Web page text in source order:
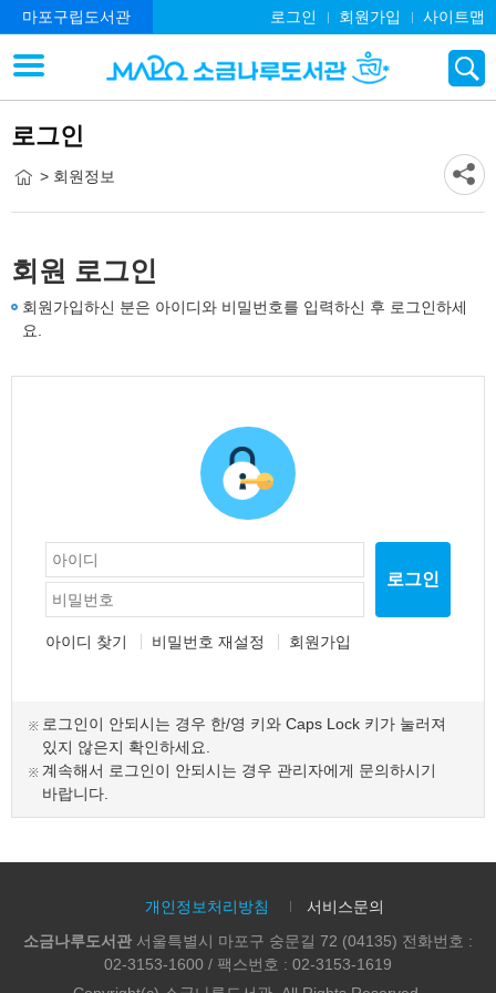
마포구립도서관 로그인 회원가입 사이트맵
로그인
> 회원정보
회원 로그인
회원가입하신 분은 아이디와 비밀번호를 입력하신 후 로그인하세
요.
로그인
아이디 찾기 비밀번호 재설정 회원가입
로그인이 안되시는 경우 한/영 키와 Caps Lock 키가 눌러져
있지 않은지 확인하세요.
계속해서 로그인이 안되시는 경우 관리자에게 문의하시기
바랍니다.
개인정보처리방침
서비스문의
소금나루도서관 서울특별시 마포구 숭문길 72 (04135) 전화번호 :
02-3153-1600 / 팩스번호 : 02-3153-1619